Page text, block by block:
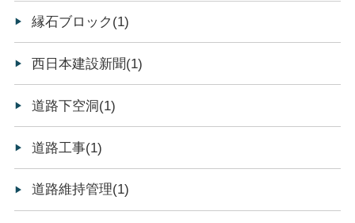
縁石ブロック(1)
西日本建設新聞(1)
道路下空洞(1)
道路工事(1)
道路維持管理(1)